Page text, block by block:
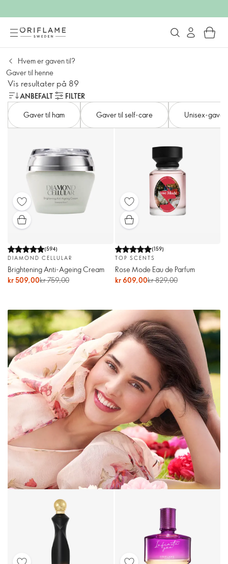
Hvem er gaven til?
Gaver til henne
Vis resultater på 89
ANBEFALT
FILTER
Gaver til ham
Gaver til self-care Unisex-gaver
(594)
DIAMOND CELLULAR
Brightening Anti-Ageing Cream
kr 509,00kr 759,00
(159)
TOP SCENTS
Rose Mode Eau de Parfum
kr 609,00kr 829,00